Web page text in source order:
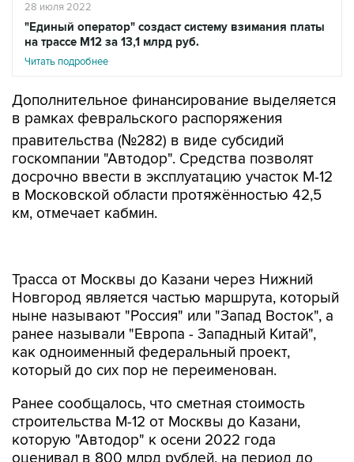
28 июля 2022
"Единый оператор" создаст систему взимания платы
на трассе М12 за 13,1 млрд руб.
Читать подробнее
Дополнительное финансирование выделяется
в рамках февральского распоряжения
правительства (№282) в виде субсидий
госкомпании "Автодор". Средства позволят
досрочно ввести в эксплуатацию участок М-12
в Московской области протяжённостью 42,5
км, отмечает кабмин.
ныне называют "Россия" или "Запад Восток", а
ранее называли "Европа - Западный Китай",
как одноименный федеральный проект,
который до сих пор не переименован.
Ранее сообщалось, что сметная стоимость
которую "Автодор" к осени 2022 года
оценивал в 800 млрд рублей, на период до
2027 года составит901,5 млрд рублей